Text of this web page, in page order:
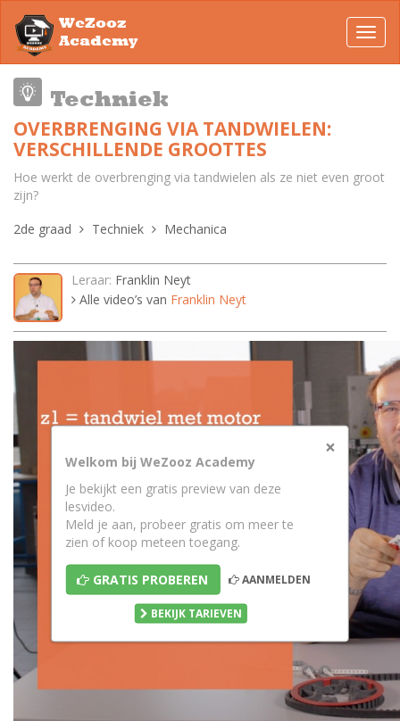
WeZooz
Academy
Techniek
OVERBRENGING VIA TANDWIELEN:
VERSCHILLENDE GROOTTES
Hoe werkt de overbrenging via tandwielen als ze niet even groot
zijn?
2de graad
Techniek Mechanica
Leraar: Franklin Neyt
Alle video’s van Franklin Neyt
×
Welkom bij WeZooz Academy
Je bekijkt een gratis preview van deze
lesvideo.
Meld je aan, probeer gratis om meer te
zien of koop meteen toegang.
GRATIS PROBEREN AANMELDEN
BEKIJK TARIEVEN